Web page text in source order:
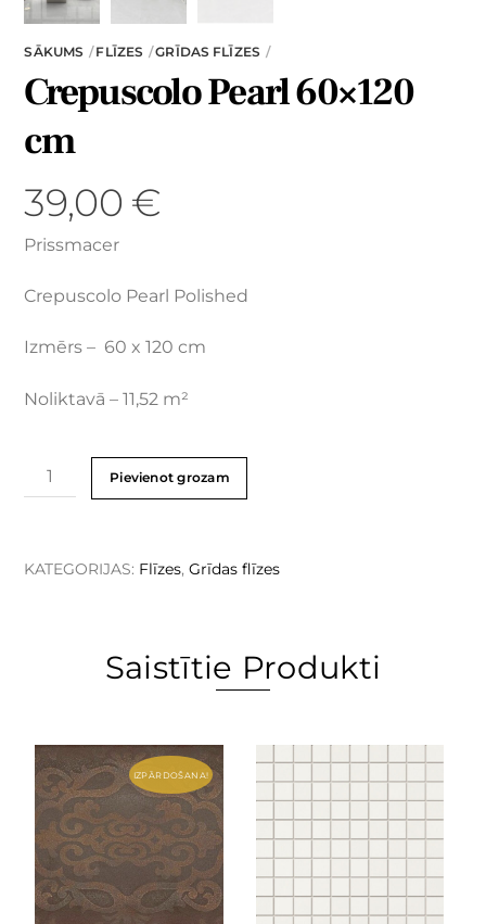
SĀKUMS FLĪZES GRĪDAS FLĪZES
Crepuscolo Pearl 60×120
cm
39,00 €
Prissmacer
Crepuscolo Pearl Polished
Izmērs – 60 x 120 cm
Noliktavā – 11,52 m²
Pievienot grozam
KATEGORIJAS: Flīzes,Grīdas flīzes
Saistītie Produkti
IZPĀRDOŠANA!